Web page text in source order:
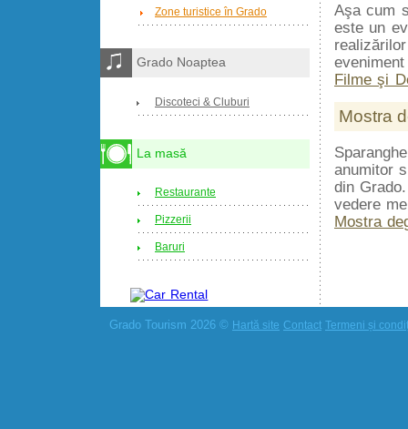
Aşa cum
este un
Filme şi
Mostra
anumitor
din
vedere
Mostra
Zone turistice în Grado
Grado Noaptea
Discoteci & Cluburi
La masă
Restaurante
Pizzerii
Baruri
Grado Tourism 2026 © Hartă site Contact Termeni și